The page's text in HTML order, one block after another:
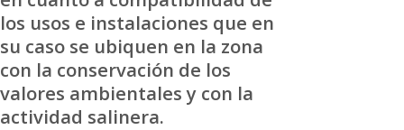
los usos e instalaciones que en
su caso se ubiquen en la zona
con la conservación de los
valores ambientales y con la
actividad salinera.